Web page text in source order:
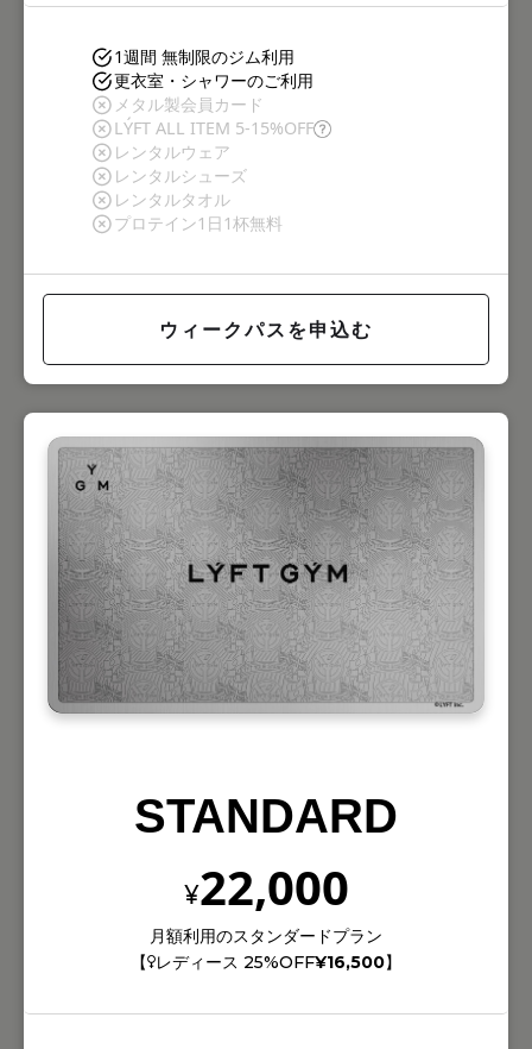
1週間 無制限のジム利用
更衣室・シャワーのご利用
メタル製会員カード
LÝFT ALL ITEM 5-15%OFF
レンタルウェア
レンタルシューズ
レンタルタオル
プロテイン1日1杯無料
ウィークパスを申込む
STANDARD
¥22,000
月額利用のスタンダードプラン
【 レディース 25%OFF¥16,500】